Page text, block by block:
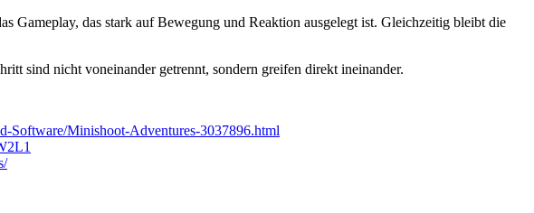
Gameplay, das stark auf Bewegung und Reaktion ausgelegt ist. Gleichzeitig bleibt die
sind nicht voneinander getrennt, sondern greifen direkt ineinander.
Software/Minishoot-Adventures-3037896.html